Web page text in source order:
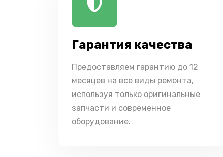
Гарантия качества
Предоставляем гарантию до 12
месяцев на все виды ремонта,
используя только оригинальные
запчасти и современное
оборудование.